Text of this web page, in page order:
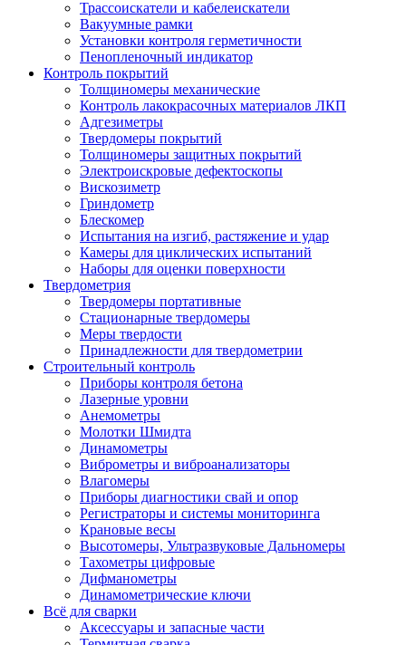
Трассоискатели и кабелеискатели
Вакуумные рамки
Установки контроля герметичности
Пенопленочный индикатор
Контроль покрытий
Толщиномеры механические
Контроль лакокрасочных материалов ЛКП
Адгезиметры
Твердомеры покрытий
Толщиномеры защитных покрытий
Электроискровые дефектоскопы
Вискозиметр
Гриндометр
Блескомер
Испытания на изгиб, растяжение и удар
Камеры для циклических испытаний
Наборы для оценки поверхности
Твердометрия
Твердомеры портативные
Стационарные твердомеры
Меры твердости
Принадлежности для твердометрии
Строительный контроль
Приборы контроля бетона
Лазерные уровни
Анемометры
Молотки Шмидта
Динамометры
Виброметры и виброанализаторы
Влагомеры
Приборы диагностики свай и опор
Регистраторы и системы мониторинга
Крановые весы
Высотомеры, Ультразвуковые Дальномеры
Тахометры цифровые
Дифманометры
Динамометрические ключи
Всё для сварки
Аксессуары и запасные части